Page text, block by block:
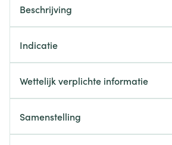
Beschrijving
Indicatie
Wettelijk verplichte informatie
Samenstelling